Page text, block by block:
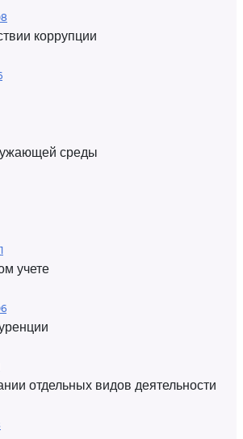
коррупции
среды
учете
отдельных видов деятельности